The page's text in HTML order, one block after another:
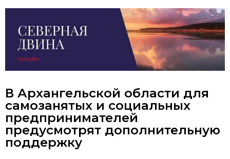
В Архангельской области для
самозанятых и социальных
предпринимателей
предусмотрят дополнительную
поддержку